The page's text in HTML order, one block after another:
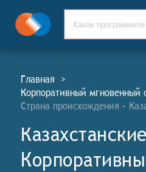
Главная >
Корпоративный мгновенный
Страна происхождения -
Казахстанские